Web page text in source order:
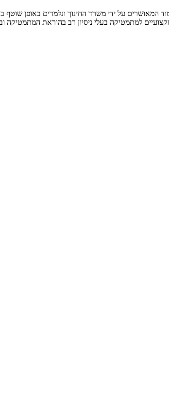
על ידי משרד החינוך ונלמדים באופן שוטף
למתמטיקה בעלי ניסיון רב בהוראת